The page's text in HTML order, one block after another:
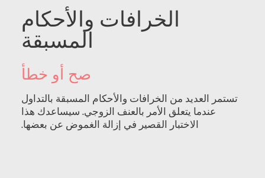
الخرافات والأحكام
المسبقة
صح أو خطأ
تستمر العديد من الخرافات والأحكام المسبقة بالتداول
عندما يتعلق الأمر بالعنف الزوجي. سيساعدك هذا
الاختبار القصير في إزالة الغموض عن بعضها.